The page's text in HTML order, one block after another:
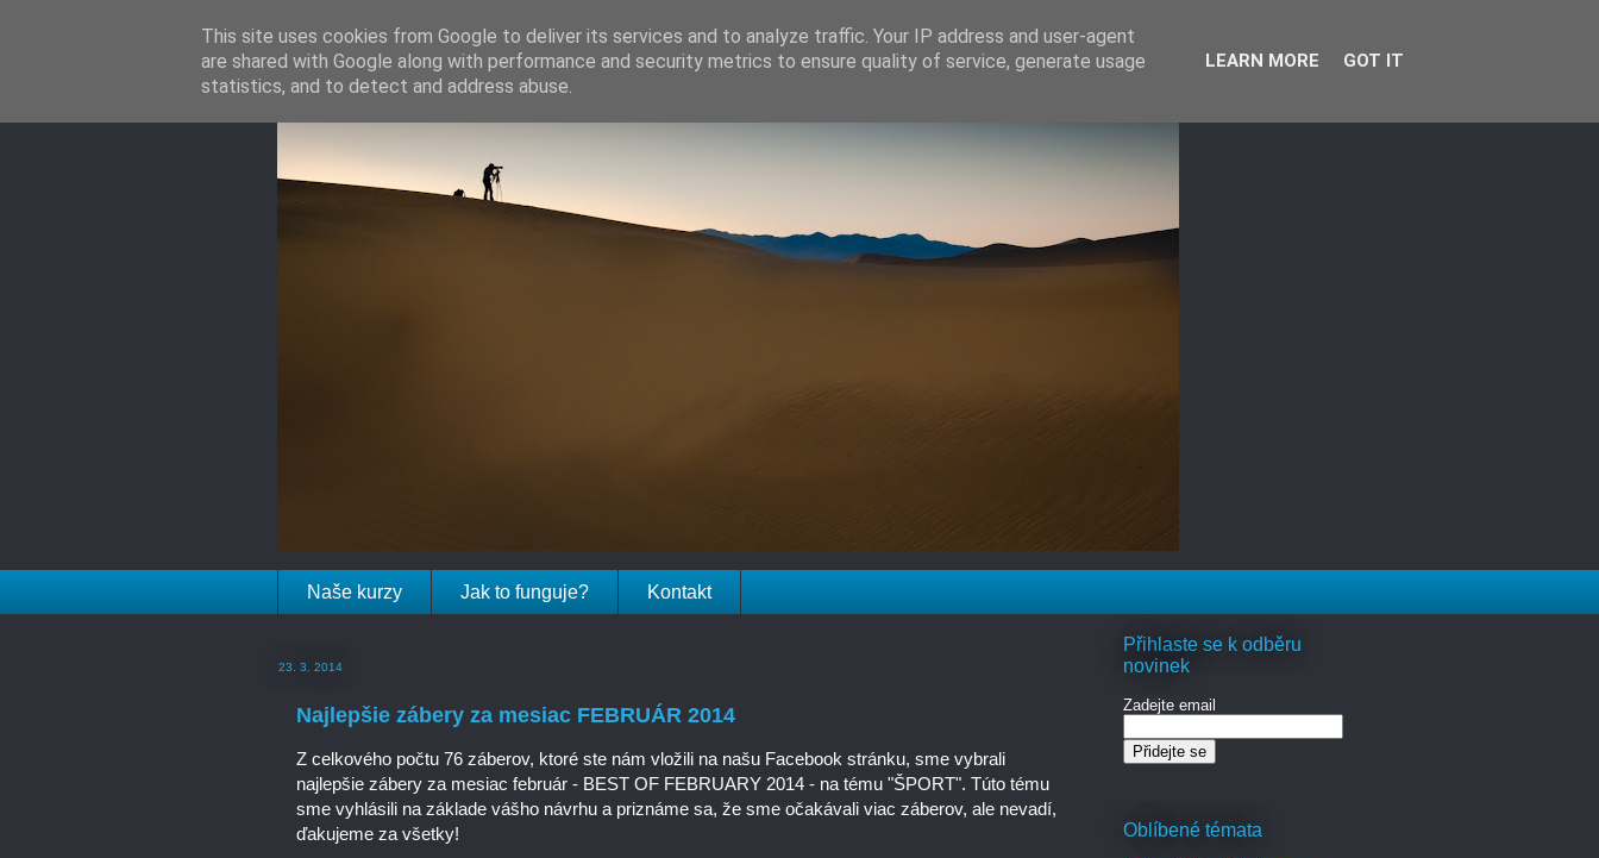
Naše kurzy Jak to funguje? Kontakt
23. 3. 2014
Najlepšie zábery za mesiac FEBRUÁR 2014
Z celkového počtu 76 záberov, ktoré ste nám vložili na našu Facebook stránku, sme vybrali
najlepšie zábery za mesiac február - BEST OF FEBRUARY 2014 - na tému "ŠPORT". Túto tému
sme vyhlásili na základe vášho návrhu a priznáme sa, že sme očakávali viac záberov, ale nevadí,
ďakujeme za všetky!
Přihlaste se k odběru
novinek
Zadejte email
Oblíbené témata
This site uses cookies from Google to deliver its services and to analyze traffic. Your IP address and user-agent
are shared with Google along with performance and security metrics to ensure quality of service, generate usage
statistics, and to detect and address abuse.
LEARN MORE GOT IT